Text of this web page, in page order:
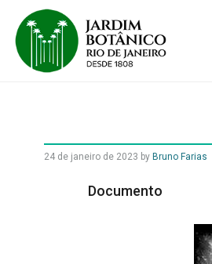
24 de janeiro de 2023 by Bruno Farias
Documento